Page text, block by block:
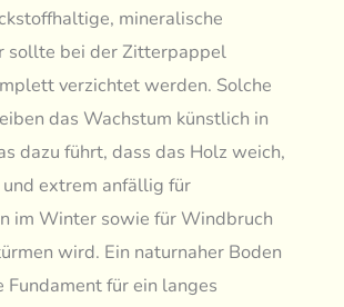
mineralische
sollte bei der Zitterpappel
verzichtet werden. Solche
das Wachstum künstlich in
dazu führt, dass das Holz weich,
extrem anfällig für
im Winter sowie für Windbruch
wird. Ein naturnaher Boden
Fundament für ein langes